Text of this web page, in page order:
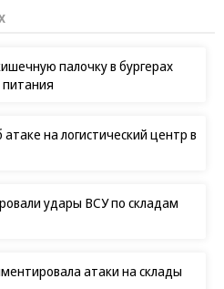
палочку в бургерах
питания
атаке на логистический центр в
удары ВСУ по складам
атаки на склады